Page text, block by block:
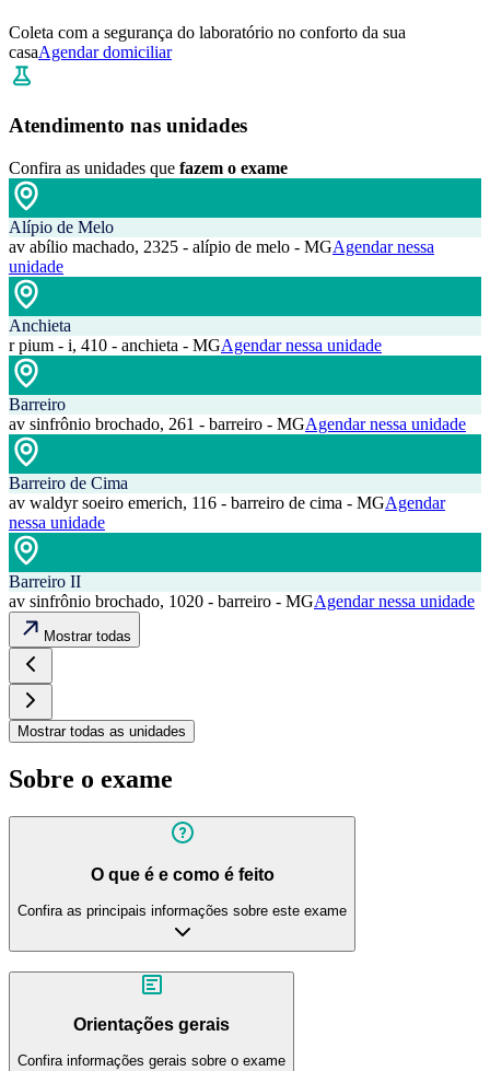
Coleta com a segurança do laboratório no conforto da sua
casaAgendar domiciliar
Atendimento nas unidades
Confira as unidades que fazem o exame
Alípio de Melo
av abílio machado, 2325 - alípio de melo - MGAgendar nessa
unidade
Anchieta
r pium - i, 410 - anchieta - MGAgendar nessa unidade
Barreiro
av sinfrônio brochado, 261 - barreiro - MGAgendar nessa unidade
Barreiro de Cima
av waldyr soeiro emerich, 116 - barreiro de cima - MGAgendar
nessa unidade
Barreiro II
av sinfrônio brochado, 1020 - barreiro - MGAgendar nessa unidade
Mostrar todas
Mostrar todas as unidades
Sobre o exame
O que é e como é feito
Confira as principais informações sobre este exame
Orientações gerais
Confira informações gerais sobre o exame